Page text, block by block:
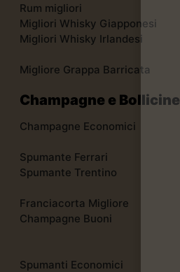
Rum migliori
Migliori Whisky Giapponesi
Migliori Whisky Irlandesi
Migliore Grappa Barricata
Champagne e Bollicine
Champagne Economici
Spumante Ferrari
Spumante Trentino
Franciacorta Migliore
Champagne Buoni
Spumanti Economici